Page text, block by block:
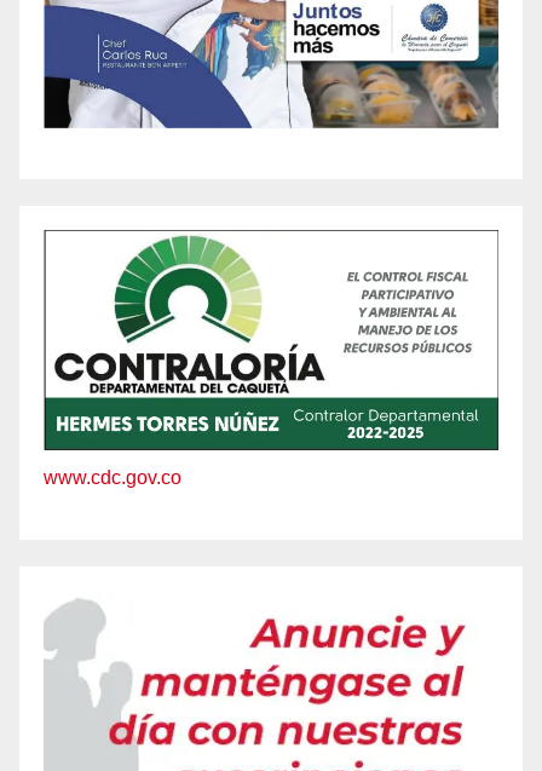
www.cdc.gov.co